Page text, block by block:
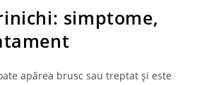
simptome,
apărea brusc sau treptat și este